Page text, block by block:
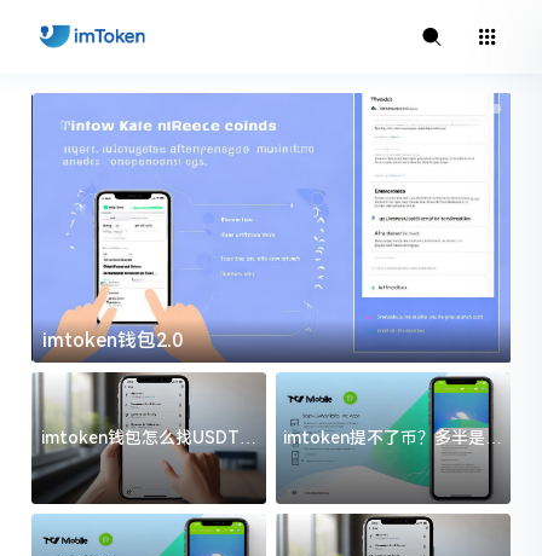
imtoken钱包2.0
imtoken钱包怎么找USDT地
址？三步搞定不踩坑
imtoken提不了币？多半是这
几件事没处理好